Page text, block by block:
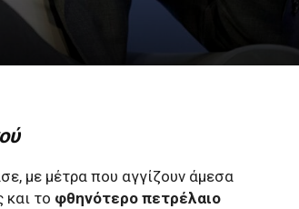
με μέτρα που αγγίζουν άμεσα
και το φθηνότερο πετρέλαιο